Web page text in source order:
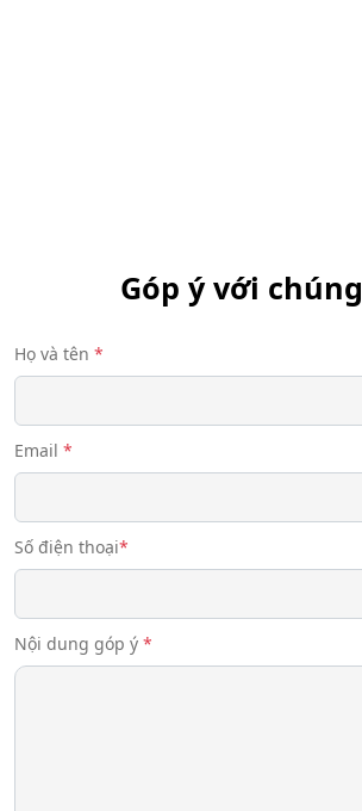
Góp ý với
Họ và tên *
Email *
Số điện thoại*
Nội dung góp ý *